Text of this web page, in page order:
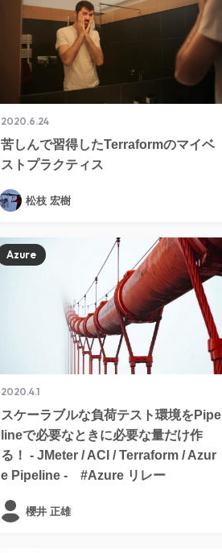
2020.6.24
苦しんで習得したTerraformのマイベ
ストプラクティス
松枝 宏樹
2020.4.1
スケーラブルな負荷テスト環境をPipe
lineで必要なときに必要な量だけ作
る！ - JMeter / ACI / Terraform / Azur
e Pipeline - #Azure リレー
Azure
櫻井 正雄